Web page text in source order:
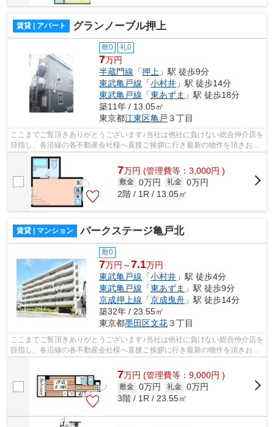
賃貸 | アパート グランノーブル押上
敷0 礼0
7万円
半蔵門線 「押上 」駅 徒歩9分
東武亀戸線 「小村井 」駅 徒歩14分
東武亀戸線 「東あずま 」駅 徒歩18分
築11年 / 13.05㎡
東京都江東区亀戸 ３丁目
ここまでご覧頂きありがとうございます♪当社は他社に負けない総合仲介店を
目指し、各沿線の各不動産会社様へ直接ご挨拶に行き最新の物件を頂きお客
様へ提供しております！最新の情報は...
7万円 (管理費等：3,000円 )
敷金 0万円 礼金 0万円
2階 / 1R / 13.05㎡
賃貸 | マンション パークステージ亀戸北
敷0
7万円～7.1万円
東武亀戸線 「小村井 」駅 徒歩4分
東武亀戸線 「東あずま 」駅 徒歩9分
京成押上線 「京成曳舟 」駅 徒歩14分
築32年 / 23.55㎡
東京都墨田区文花３丁目
ここまでご覧頂きありがとうございます♪当社は他社に負けない総合仲介店を
目指し、各沿線の各不動産会社様へ直接ご挨拶に行き最新の物件を頂きお客
様へ提供しております！最新の情報は...
7万円 (管理費等：9,000円 )
敷金 0万円 礼金 0万円
3階 / 1R / 23.55㎡